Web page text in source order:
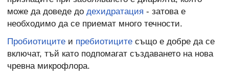
може да доведе до дехидратация - затова е
необходимо да се приемат много течности.
Пробиотиците и пребиотиците също е добре да се
включат, тъй като подпомагат създаването на нова
чревна микрофлора.